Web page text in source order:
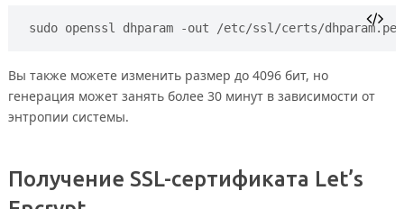
sudo openssl dhparam -out /etc/ssl/certs/
Вы также можете изменить размер до 4096 бит, но
генерация может занять более 30 минут в зависимости от
энтропии системы.
Получение SSL-сертификата Let’s